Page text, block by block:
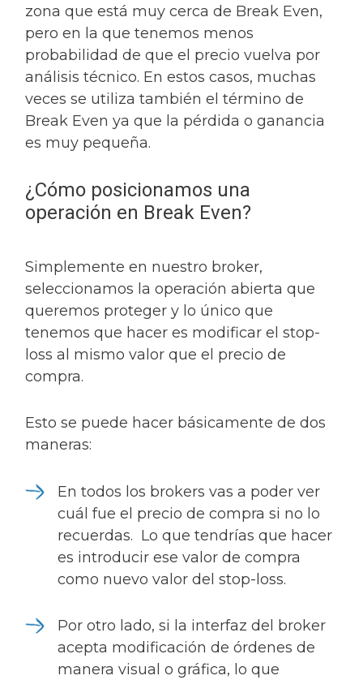
zona que está muy cerca de Break Even,
pero en la que tenemos menos
probabilidad de que el precio vuelva por
análisis técnico. En estos casos, muchas
veces se utiliza también el término de
Break Even ya que la pérdida o ganancia
es muy pequeña.
¿Cómo posicionamos una
operación en Break Even?
Simplemente en nuestro broker,
seleccionamos la operación abierta que
queremos proteger y lo único que
tenemos que hacer es modificar el stop-
loss al mismo valor que el precio de
compra.
Esto se puede hacer básicamente de dos
maneras:
En todos los brokers vas a poder ver
cuál fue el precio de compra si no lo
recuerdas. Lo que tendrías que hacer
es introducir ese valor de compra
como nuevo valor del stop-loss.
Por otro lado, si la interfaz del broker
acepta modificación de órdenes de
manera visual o gráfica, lo que